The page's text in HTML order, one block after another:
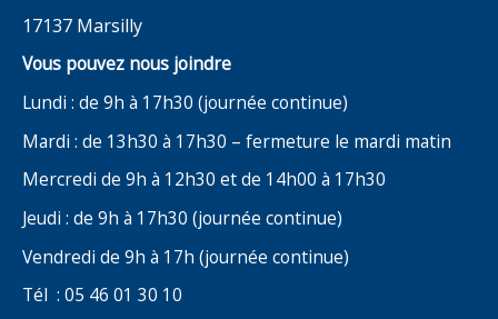
17137 Marsilly
Vous pouvez nous joindre
Lundi : de 9h à 17h30 (journée continue)
Mardi : de 13h30 à 17h30 – fermeture le mardi matin
Mercredi de 9h à 12h30 et de 14h00 à 17h30
Jeudi : de 9h à 17h30 (journée continue)
Vendredi de 9h à 17h (journée continue)
Tél : 05 46 01 30 10